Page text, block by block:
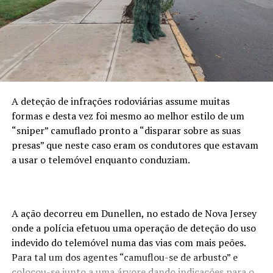
A deteção de infrações rodoviárias assume muitas
formas e desta vez foi mesmo ao melhor estilo de um
“sniper” camuflado pronto a “disparar sobre as suas
presas” que neste caso eram os condutores que estavam
a usar o telemóvel enquanto conduziam.
A ação decorreu em Dunellen, no estado de Nova Jersey
onde a polícia efetuou uma operação de deteção do uso
indevido do telemóvel numa das vias com mais peões.
Para tal um dos agentes “camuflou-se de arbusto” e